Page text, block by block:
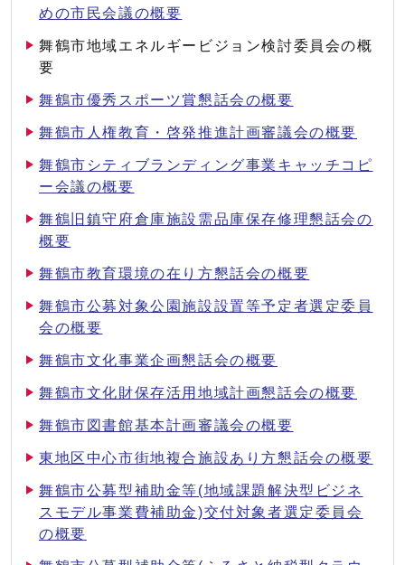
めの市民会議の概要
舞鶴市地域エネルギービジョン検討委員会の概
要
舞鶴市優秀スポーツ賞懇話会の概要
舞鶴市人権教育・啓発推進計画審議会の概要
舞鶴市シティブランディング事業キャッチコピ
ー会議の概要
舞鶴旧鎮守府倉庫施設需品庫保存修理懇話会の
概要
舞鶴市教育環境の在り方懇話会の概要
舞鶴市公募対象公園施設設置等予定者選定委員
会の概要
舞鶴市文化事業企画懇話会の概要
舞鶴市文化財保存活用地域計画懇話会の概要
舞鶴市図書館基本計画審議会の概要
東地区中心市街地複合施設あり方懇話会の概要
舞鶴市公募型補助金等(地域課題解決型ビジネ
スモデル事業費補助金)交付対象者選定委員会
の概要